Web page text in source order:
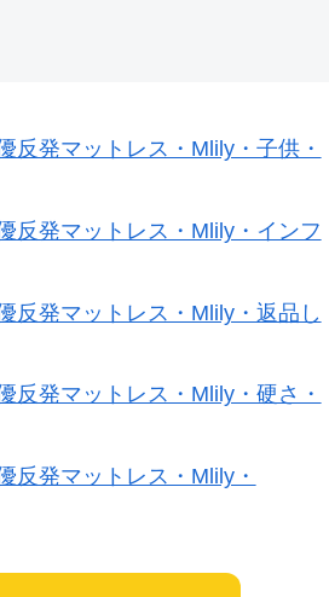
反発マットレス・Mlily・子供・
反発マットレス・Mlily・インフ
反発マットレス・Mlily・返品し
反発マットレス・Mlily・硬さ・
反発マットレス・Mlily・